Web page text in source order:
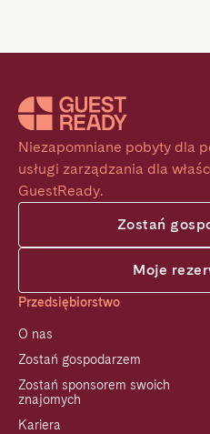
Niezapomniane pobyty dla
usługi zarządzania dla
GuestReady.
Zostań
Moje
Przedsiębiorstwo
O nas
Zostań gospodarzem
Zostań sponsorem swoich
znajomych
Kariera